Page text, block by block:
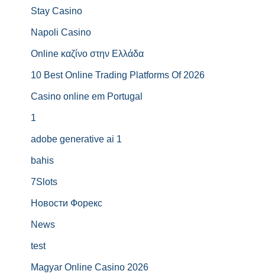
Stay Casino
Napoli Casino
Online καζίνο στην Ελλάδα
10 Best Online Trading Platforms Of 2026
Casino online em Portugal
1
adobe generative ai 1
bahis
7Slots
Новости Форекс
News
test
Magyar Online Casino 2026